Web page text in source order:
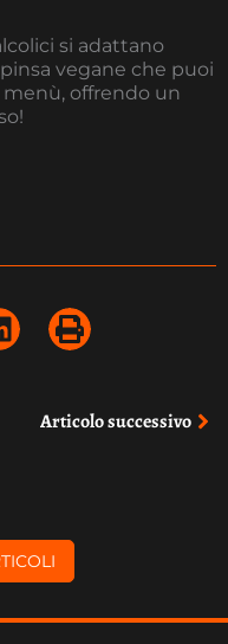
si adattano
vegane che puoi
offrendo un
Articolo successivo